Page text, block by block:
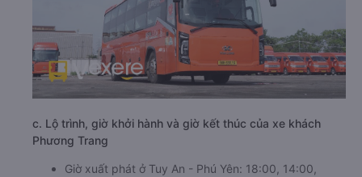
c. Lộ trình, giờ khởi hành và giờ kết thúc của xe khách
Phương Trang
Giờ xuất phát ở Tuy An - Phú Yên: 18:00, 14:00,